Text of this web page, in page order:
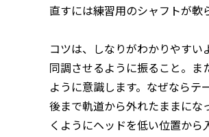
直すには練習用のシャフトが軟
コツは、しなりがわかりやす
同調させるように振ること。
ように意識します。なぜなら
後まで軌道から外れたままにな
くようにヘッドを低い位置から